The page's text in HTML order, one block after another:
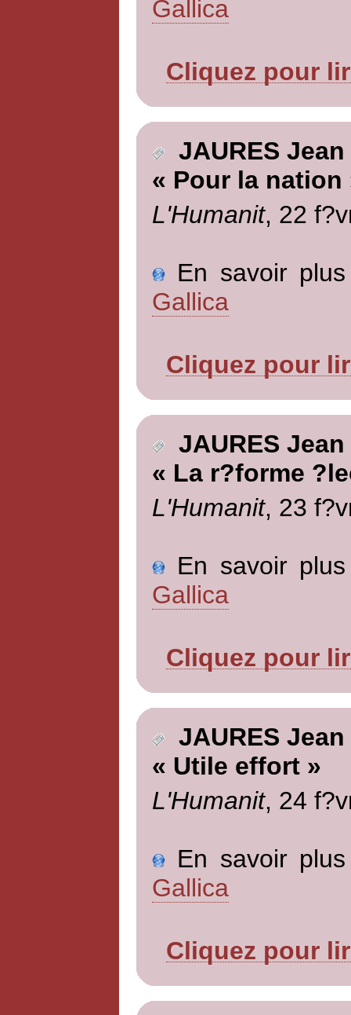
Gallica
Cliquez pour
JAURES Jean
« Pour la nation
L'Humanit, 22
En savoir
Gallica
Cliquez pour
JAURES Jean
« La r?forme
L'Humanit, 23
En savoir
Gallica
Cliquez pour
JAURES Jean
« Utile effort »
L'Humanit, 24
En savoir
Gallica
Cliquez pour